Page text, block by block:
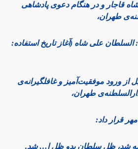
قاجار و در هنگام دعوی پادشاهی
طهران،
علی شاه (آغاز تاریخ استفاده:
از ورود موفقیت‌آمیز و غافلگیرانه‌ی
طهران،
قرار داد:
شد، ظل سلطان بدو ظل ا… شد.